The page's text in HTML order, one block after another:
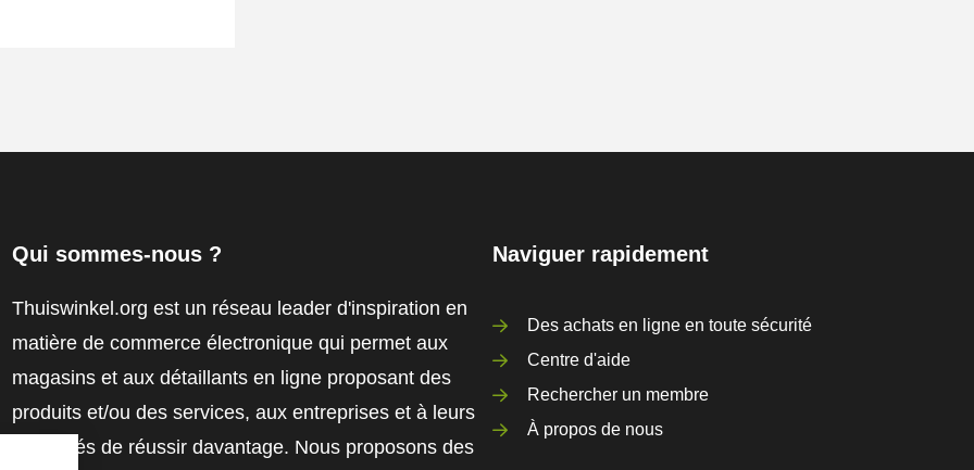
Qui sommes-nous ?
Thuiswinkel.org est un réseau leader d'inspiration en
matière de commerce électronique qui permet aux
magasins et aux détaillants en ligne proposant des
produits et/ou des services, aux entreprises et à leurs
employés de réussir davantage. Nous proposons des
Naviguer rapidement
Des achats en ligne en toute sécurité
Centre d'aide
Rechercher un membre
À propos de nous